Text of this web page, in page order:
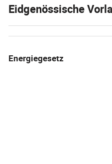
Eidgenössische
Energiegesetz